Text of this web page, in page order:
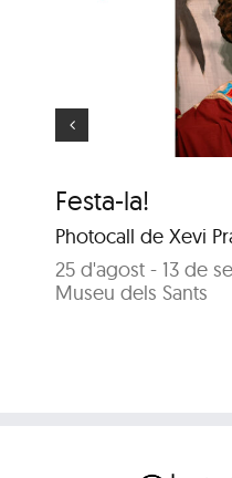
Festa-la!
Photocall de Xevi
25 d'agost - 13 de
Museu dels Sants
El